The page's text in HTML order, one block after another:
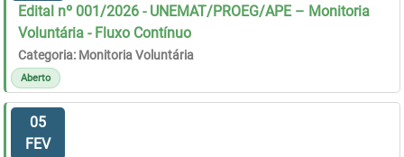
Edital nº 001/2026 - UNEMAT/PROEG/APE – Monitoria
Voluntária - Fluxo Contínuo
Categoria: Monitoria Voluntária
Aberto
05
FEV